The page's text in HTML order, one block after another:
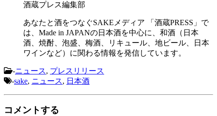
酒蔵プレス編集部
あなたと酒をつなぐSAKEメディア 「酒蔵PRESS」で
は、Made in JAPANの日本酒を中心に、和酒（日本
酒、焼酎、泡盛、梅酒、リキュール、地ビール、日本
ワインなど）に関わる情報を発信しています。
-ニュース, プレスリリース
-sake, ニュース, 日本酒
コメントする